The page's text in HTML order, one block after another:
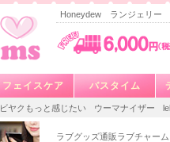
Honeydew ランジェリー
フェイスケア バスタイム
ビヤクもっと感じたい ウーマナイザー
ラブグッズ通販ラブチャー